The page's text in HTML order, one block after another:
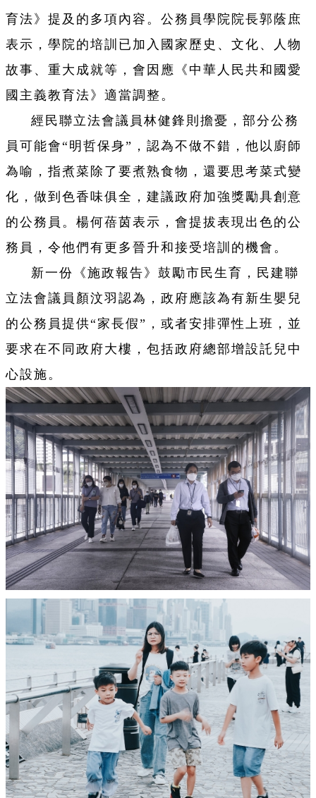
育法》提及的多項內容。公務員學院院長郭蔭庶
表示，學院的培訓已加入國家歷史、文化、人物
故事、重大成就等，會因應《中華人民共和國愛
國主義教育法》適當調整。
經民聯立法會議員林健鋒則擔憂，部分公務
員可能會“明哲保身”，認為不做不錯，他以廚師
為喻，指煮菜除了要煮熟食物，還要思考菜式變
化，做到色香味俱全，建議政府加強獎勵具創意
的公務員。楊何蓓茵表示，會提拔表現出色的公
務員，令他們有更多晉升和接受培訓的機會。
新一份《施政報告》鼓勵市民生育，民建聯
立法會議員顏汶羽認為，政府應該為有新生嬰兒
的公務員提供“家長假”，或者安排彈性上班，並
要求在不同政府大樓，包括政府總部增設託兒中
心設施。